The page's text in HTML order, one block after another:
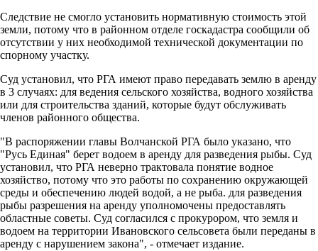
Следствие не смогло установить нормативную стоимость этой
земли, потому что в районном отделе госкадастра сообщили об
отсутствии у них необходимой технической документации по
спорному участку.
Суд установил, что РГА имеют право передавать землю в аренду
в 3 случаях: для ведения сельского хозяйства, водного хозяйства
или для строительства зданий, которые будут обслуживать
членов районного общества.
"В распоряжении главы Волчанской РГА было указано, что
"Русь Единая" берет водоем в аренду для разведения рыбы. Суд
установил, что РГА неверно трактовала понятие водное
хозяйство, потому что это работы по сохранению окружающей
среды и обеспечению людей водой, а не рыба. для разведения
рыбы разрешения на аренду уполномочены предоставлять
областные советы. Суд согласился с прокурором, что земля и
водоем на территории Ивановского сельсовета были переданы в
аренду с нарушением закона", - отмечает издание.